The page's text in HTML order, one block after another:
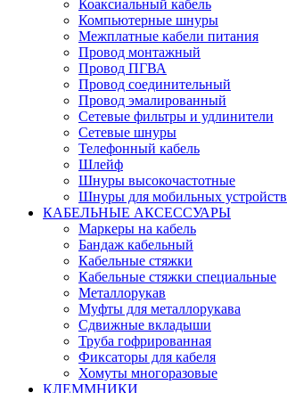
Коаксиальный кабель
Компьютерные шнуры
Межплатные кабели питания
Провод монтажный
Провод ПГВА
Провод соединительный
Провод эмалированный
Сетевые фильтры и удлинители
Сетевые шнуры
Телефонный кабель
Шлейф
Шнуры высокочастотные
Шнуры для мобильных устройств
КАБЕЛЬНЫЕ АКСЕССУАРЫ
Маркеры на кабель
Бандаж кабельный
Кабельные стяжки
Кабельные стяжки специальные
Металлорукав
Муфты для металлорукава
Сдвижные вкладыши
Труба гофрированная
Фиксаторы для кабеля
Хомуты многоразовые
КЛЕММНИКИ